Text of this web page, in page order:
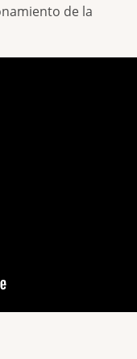
de la